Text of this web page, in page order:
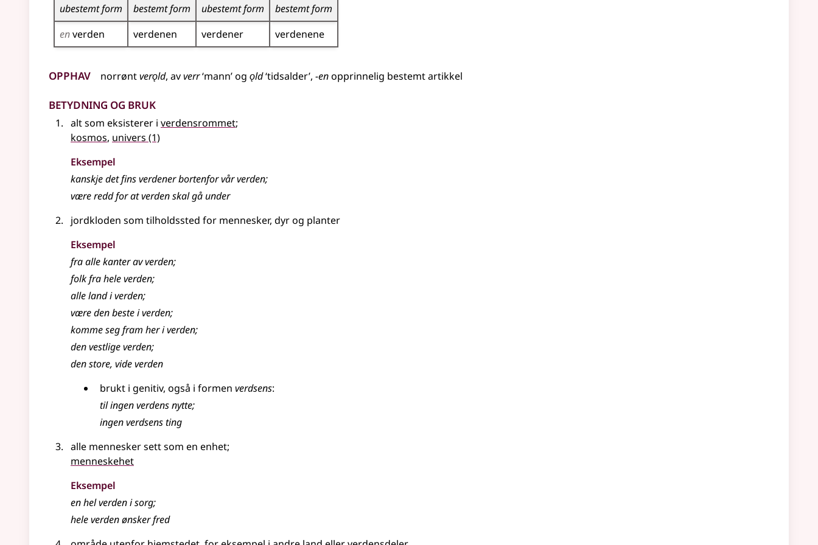
ubestemt form
bestemt form ubestemt form
bestemt form
enverden verdenen verdener verdenene
Opphav norrøntverǫld, avverr‘mann’ og ǫld‘tidsalder’, -enopprinnelig bestemt artikkel
Betydning og bruk
alt som eksisterer i verdensrommet;
kosmos, univers (1)
Eksempel
kanskje det finsverdenerbortenfor vårverden;
være redd for at verden skal gå under
jordkloden som tilholdssted for mennesker, dyr og planter
Eksempel
fra alle kanter av verden;
folk fra hele verden;
alle land i verden;
være den beste i verden;
komme seg fram her i verden;
den vestlige verden;
den store, vide verden
brukt i genitiv, også i formen verdsens:
til ingen verdens nytte;
ingen verdsens ting
alle mennesker sett som en enhet;
menneskehet
Eksempel
en hel verden i sorg;
hele verden ønsker fred